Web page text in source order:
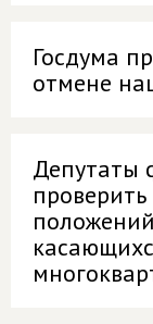
Госдума
отмене
Депутаты